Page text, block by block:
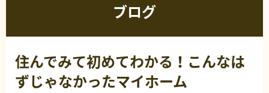
ブログ
住んでみて初めてわかる！こんなは
ずじゃなかったマイホーム